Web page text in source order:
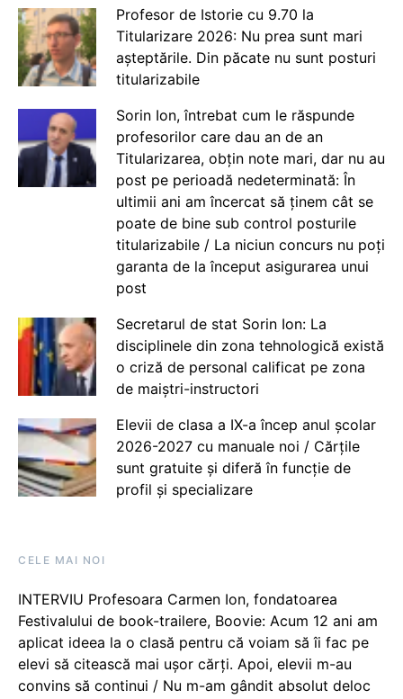
Profesor de Istorie cu 9.70 la
Titularizare 2026: Nu prea sunt mari
așteptările. Din păcate nu sunt posturi
titularizabile
Sorin Ion, întrebat cum le răspunde
profesorilor care dau an de an
Titularizarea, obțin note mari, dar nu au
post pe perioadă nedeterminată: În
ultimii ani am încercat să ținem cât se
poate de bine sub control posturile
titularizabile / La niciun concurs nu poți
garanta de la început asigurarea unui
post
Secretarul de stat Sorin Ion: La
disciplinele din zona tehnologică există
o criză de personal calificat pe zona
de maiștri-instructori
Elevii de clasa a IX-a încep anul școlar
2026-2027 cu manuale noi / Cărțile
sunt gratuite și diferă în funcție de
profil și specializare
CELE MAI NOI
INTERVIU Profesoara Carmen Ion, fondatoarea
Festivalului de book-trailere, Boovie: Acum 12 ani am
aplicat ideea la o clasă pentru că voiam să îi fac pe
elevi să citească mai ușor cărți. Apoi, elevii m-au
convins să continui / Nu m-am gândit absolut deloc